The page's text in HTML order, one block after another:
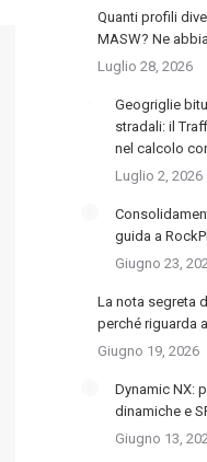
Quanti profili
MASW? Ne
Luglio 28, 2026
Geogriglie
stradali: il
nel calcolo
Luglio 2, 2026
guida a
Giugno 23,
La nota segreta
perché riguarda
Giugno 19, 2026
Dynamic NX:
dinamiche e
Giugno 13,